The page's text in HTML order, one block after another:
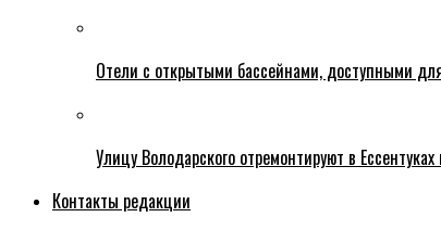
Отели с открытыми бассейнами, доступными
Улицу Володарского отремонтируют в
Контакты редакции